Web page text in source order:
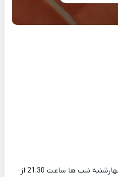
چهارشنبه شب ها ساعت 21:30 از